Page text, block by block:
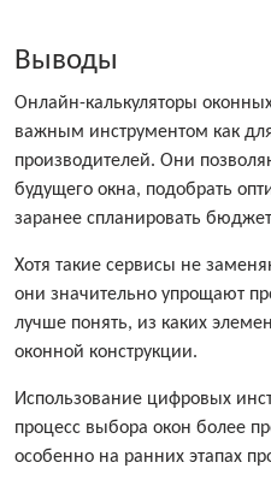
Выводы
Онлайн-калькуляторы
важным инструментом как
производителей. Они
будущего окна, подобрать
заранее спланировать
Хотя такие сервисы не
они значительно упрощают
лучше понять, из каких
оконной конструкции.
Использование цифровых
процесс выбора окон более
особенно на ранних этапах